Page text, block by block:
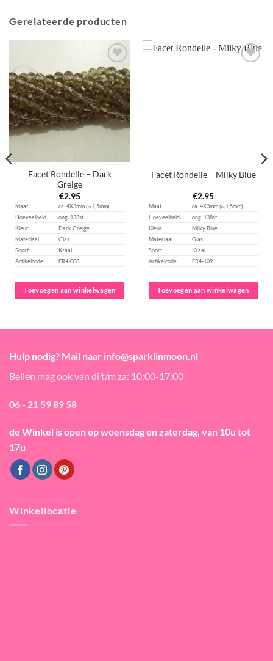
Gerelateerde producten
Aan
verlanglijst
toevoegen
Facet Rondelle – Dark
Greige
€2.95
Maat
ca. 4X3mm (ᴓ 1,5mm)
Hoeveelheid
ong. 138st.
Kleur
Dark Greige
Materiaal
Glas
Soort
Kraal
Artikelcode
FR4-008
Toevoegen aan winkelwagen
Facet Rondelle – Milky Blue
€2.95
Maat
ca. 4X3mm (ᴓ 1,5mm)
Hoeveelheid
ong. 138st.
Kleur
Milky Blue
Materiaal
Glas
Soort
Kraal
Artikelcode
FR4-109
Toevoegen aan winkelwagen
Hulp nodig? Mail naar info@sparklinmoon.nl
Bellen mag ook van di t/m za: 10:00-17:00
06 - 21 59 89 58
de Winkel is openop woensdag en zaterdag, van 10u tot
17u
Winkellocatie